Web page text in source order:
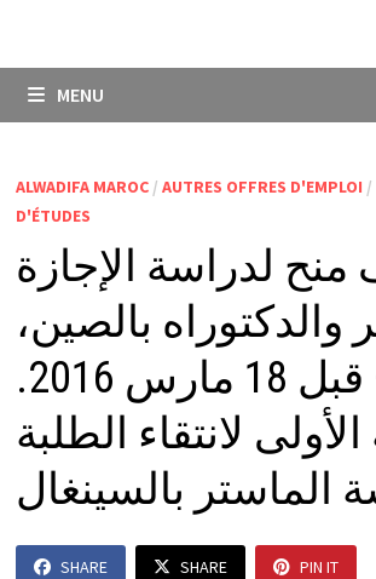
MENU
ALWADIFA MAROC/ AUTRES OFFRES D'EMPLOI /
D'ÉTUDES
لدراسة الإجازة
والدكتوراه بالصين،
الترشيح قبل 18 مارس 2016.
الأولى لانتقاء الطلبة
الماستر بالسينغال
SHARE SHARE PIN IT